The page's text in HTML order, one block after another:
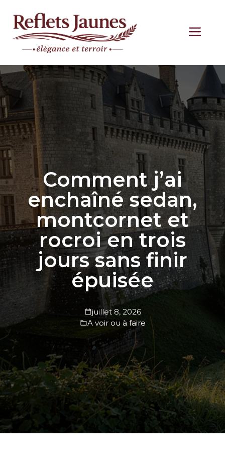
contenu
Comment j’ai
enchaîné sedan,
montcornet et
rocroi en trois
jours sans finir
épuisée
juillet 8, 2026
A voir ou à faire